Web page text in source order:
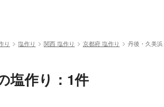
り 塩作り 関西 塩作り 京都府 塩作り 丹後・久美
塩作り：1件